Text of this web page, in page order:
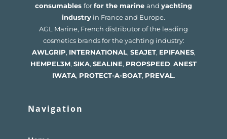
consumables forfor the marine and yachting
industry in France and Europe.
AGL Marine, French distributor of the leading
cosmetics brands for the yachting industry:
AWLGRIP, INTERNATIONAL, SEAJET, EPIFANES,
HEMPEL3M, SIKA, SEALINE, PROPSPEED, ANEST
IWATA, PROTECT-A-BOAT, PREVAL.
Navigation